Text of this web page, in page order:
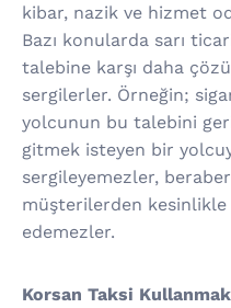
kibar, nazik ve hizmet
Bazı konularda sarı
talebine karşı daha
sergilerler. Örneğin;
yolcunun bu talebini
gitmek isteyen bir
sergileyemezler,
müşterilerden
edemezler.
Korsan Taksi